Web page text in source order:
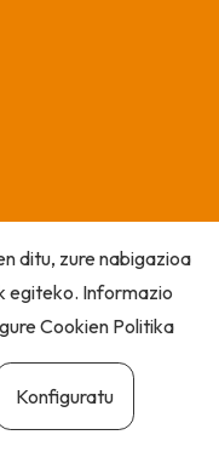
ditu, zure nabigazioa
egiteko. Informazio
Cookien Politika
Konfiguratu